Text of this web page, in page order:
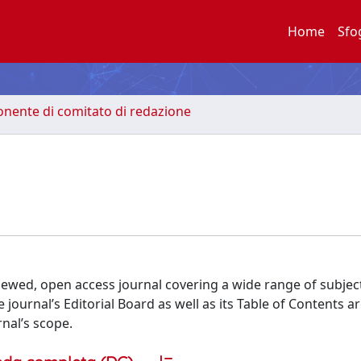
Home
di comitato di redazione
open access journal covering a wide range of
Editorial Board as well as its Table of Contents
scope.